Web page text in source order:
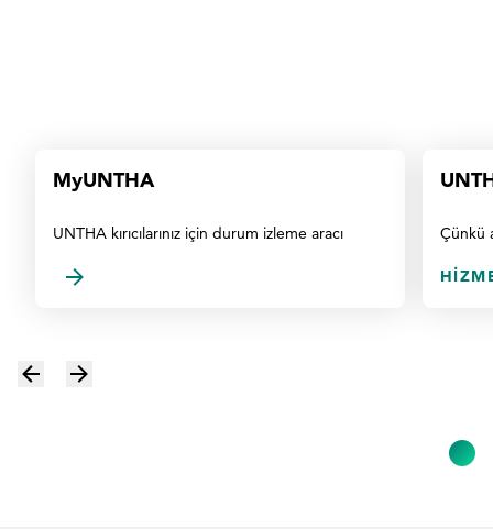
MyUNTHA
UNTHA kırıcılarınız için durum izleme aracı Çünkü